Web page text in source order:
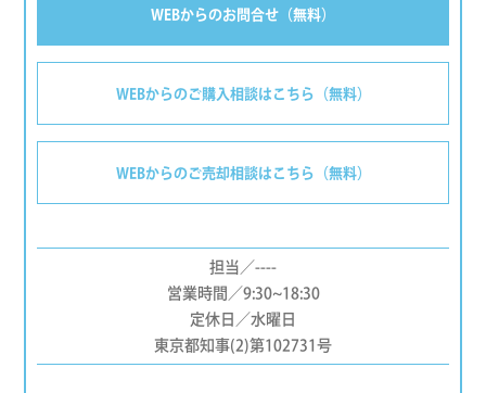
WEBからのお問合せ（無料）
WEBからのご購入相談はこちら（無料）
WEBからのご売却相談はこちら（無料）
担当／----
営業時間／9:30~18:30
定休日／水曜日
東京都知事(2)第102731号